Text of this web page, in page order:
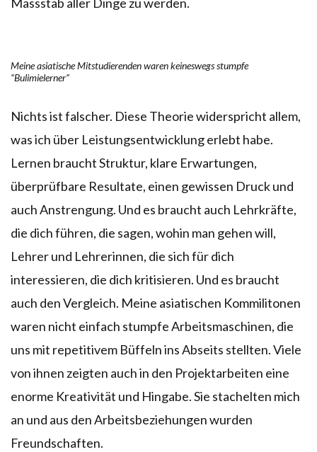
Meine asiatische Mitstudierenden waren keineswegs stumpfe
“Bulimielerner”
Nichts ist falscher. Diese Theorie widerspricht allem,
was ich über Leistungsentwicklung erlebt habe.
Lernen braucht Struktur, klare Erwartungen,
überprüfbare Resultate, einen gewissen Druck und
auch Anstrengung. Und es braucht auch Lehrkräfte,
die dich führen, die sagen, wohin man gehen will,
Lehrer und Lehrerinnen, die sich für dich
interessieren, die dich kritisieren. Und es braucht
auch den Vergleich. Meine asiatischen Kommilitonen
waren nicht einfach stumpfe Arbeitsmaschinen, die
uns mit repetitivem Büffeln ins Abseits stellten. Viele
von ihnen zeigten auch in den Projektarbeiten eine
enorme Kreativität und Hingabe. Sie stachelten mich
an und aus den Arbeitsbeziehungen wurden
Freundschaften.